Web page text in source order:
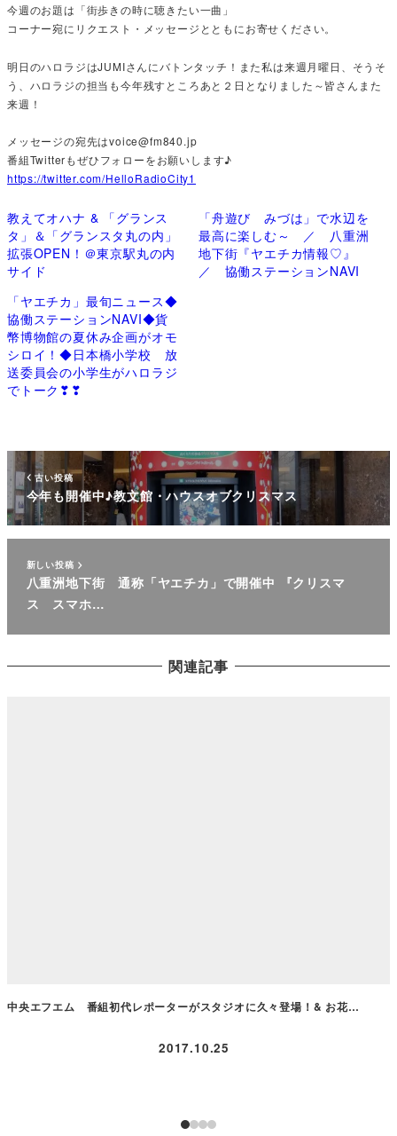
今週のお題は「街歩きの時に聴きたい一曲」
コーナー宛にリクエスト・メッセージとともにお寄せください。
明日のハロラジはJUMIさんにバトンタッチ！また私は来週月曜日、そうそ
う、ハロラジの担当も今年残すところあと２日となりました～皆さんまた
来週！
メッセージの宛先はvoice@fm840.jp
番組Twitterもぜひフォローをお願いします♪
https://twitter.com/HelloRadioCity1
教えてオハナ & 「グランス
タ」＆「グランスタ丸の内」
拡張OPEN！＠東京駅丸の内
サイド
「舟遊び みづは」で水辺を
最高に楽しむ～ ／ 八重洲
地下街『ヤエチカ情報♡』
／ 協働ステーションNAVI
「ヤエチカ」最旬ニュース◆
協働ステーションNAVI◆貨
幣博物館の夏休み企画がオモ
シロイ！◆日本橋小学校 放
送委員会の小学生がハロラジ
でトーク❣❣
古い投稿
今年も開催中♪教文館・ハウスオブクリスマス
新しい投稿
八重洲地下街 通称「ヤエチカ」で開催中 『クリスマ
ス スマホ…
関連記事
中央エフエム 番組初代レポーターがスタジオに久々登場！& お花…
2017.10.25